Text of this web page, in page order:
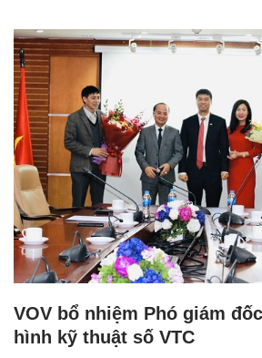
VOV bổ nhiệm Phó giám
hình kỹ thuật số VTC